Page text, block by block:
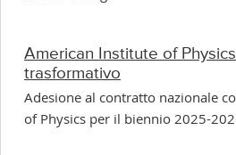
American Institute of
trasformativo
Adesione al contratto nazionale
of Physics per il biennio 2025-